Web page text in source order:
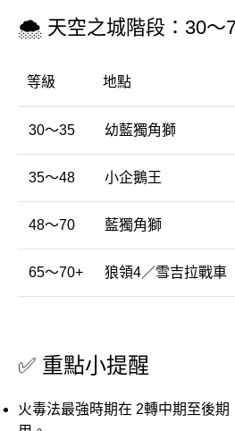
🌨 天空之城階段： 30～
等級 地點
30～35 幼藍獨角獅
35～48 小企鵝王
48～70 藍獨角獅
65～70+ 狼領4／雪吉拉戰車
✅ 重點小提醒
火毒法最強時期在 2轉中期至後期